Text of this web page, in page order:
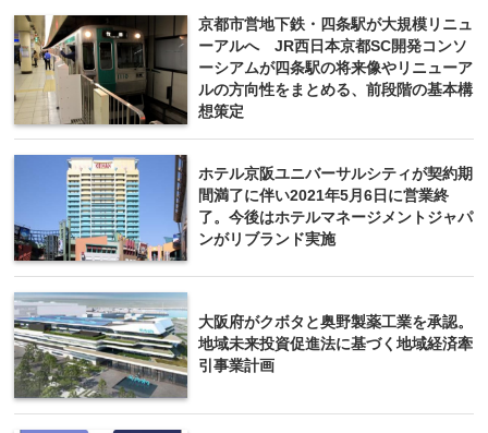
京都市営地下鉄・四条駅が大規模リニュ
ーアルへ JR西日本京都SC開発コンソ
ーシアムが四条駅の将来像やリニューア
ルの方向性をまとめる、前段階の基本構
想策定
ホテル京阪ユニバーサルシティが契約期
間満了に伴い2021年5月6日に営業終
了。今後はホテルマネージメントジャパ
ンがリブランド実施
大阪府がクボタと奥野製薬工業を承認。
地域未来投資促進法に基づく地域経済牽
引事業計画